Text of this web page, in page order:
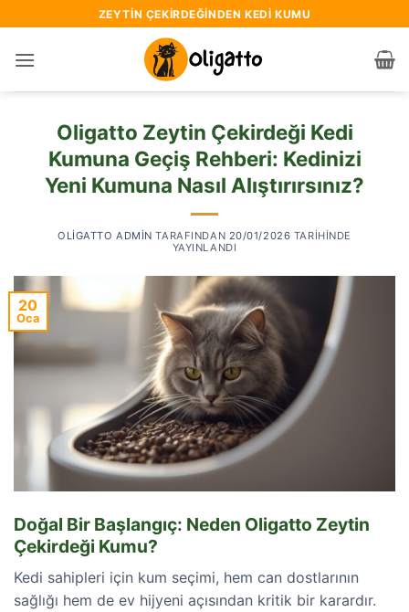
atla
ZEYTIN ÇEKIRDEĞINDEN KEDI KUMU
Oligatto Zeytin Çekirdeği Kedi
Kumuna Geçiş Rehberi: Kedinizi
Yeni Kumuna Nasıl Alıştırırsınız?
OLIGATTO ADMIN TARAFINDAN 20/01/2026 TARIHINDE
YAYINLANDI
20
Oca
Doğal Bir Başlangıç: Neden Oligatto Zeytin
Çekirdeği Kumu?
Kedi sahipleri için kum seçimi, hem can dostlarının
sağlığı hem de ev hijyeni açısından kritik bir karardır.